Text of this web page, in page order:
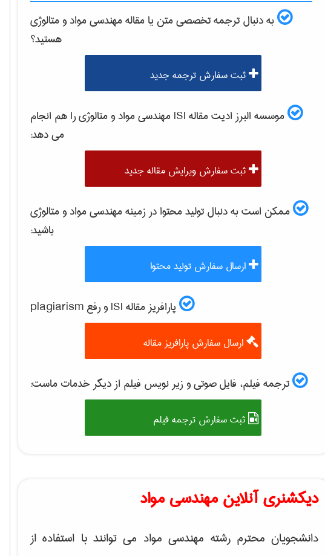
به دنبال ترجمه تخصصی متن یا مقالهمهندسی مواد و متالوژی
هستید؟
ثبت سفارش ترجمه جدید
موسسه البرز ادیت مقاله ISI مهندسی مواد و متالوژیرا هم انجام
می دهد:
ثبت سفارش ویرایش مقاله جدید
ممکن است به دنبال تولید محتوا در زمینهمهندسی مواد و متالوژی
باشید:
ارسال سفارش تولید محتوا
پارافریز مقاله ISI و رفع plagiarism
ارسال سفارش پارافریز مقاله
ترجمه فیلم، فایل صوتی و زیر نویس فیلم از دیگر خدمات ماست:
ثبت سفارش ترجمه فیلم
دیکشنری آنلاین مهندسی مواد
دانشجویان محترم رشته مهندسی مواد می توانند با استفاده از